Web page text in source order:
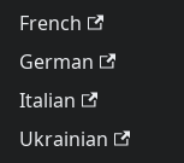
French
German
Italian
Ukrainian